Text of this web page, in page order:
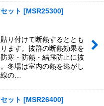
ット [MSR25300]
り付けて断熱するととも
ます。抜群の断熱効果を
寒・防熱・結露防止に抜
冬場は室内の熱を逃がし
の…
ット [MSR26400]